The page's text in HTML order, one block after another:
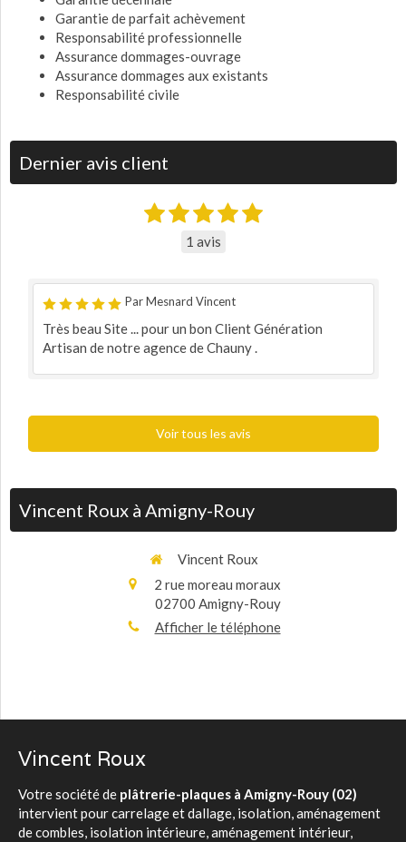
Garantie de parfait achèvement
Responsabilité professionnelle
Assurance dommages-ouvrage
Assurance dommages aux existants
Responsabilité civile
Dernier avis client
1 avis
Par Mesnard Vincent
Très beau Site ... pour un bon Client Génération
Artisan de notre agence de Chauny .
Voir tous les avis
Vincent Roux à Amigny-Rouy
Vincent Roux
2 rue moreau moraux
02700 Amigny-Rouy
Afficher le téléphone
Vincent Roux
Votre société de plâtrerie-plaques à Amigny-Rouy (02)
intervient pour carrelage et dallage, isolation, aménagement
de combles, isolation intérieure, aménagement intérieur,